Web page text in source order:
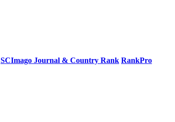
SCImago Journal & Country Rank RankPro